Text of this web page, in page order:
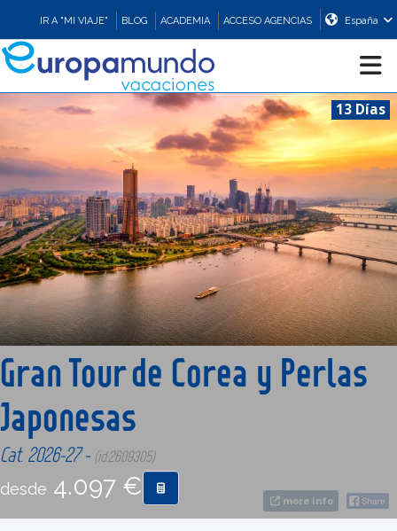
IR A "MI VIAJE" BLOG ACADEMIA ACCESO AGENCIAS España
CRUCEROS
EUROPA
ASIA
ORIENTE
PROMOCIONES
COMPRAR
13 Días
more info
Gran Tour de Corea y Perlas
Japonesas
Cat. 2026-27 - (id:2609305)
desde 4.097 €